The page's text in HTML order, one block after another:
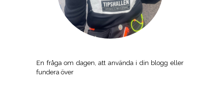
En fråga om dagen, att använda i din blogg eller
fundera över